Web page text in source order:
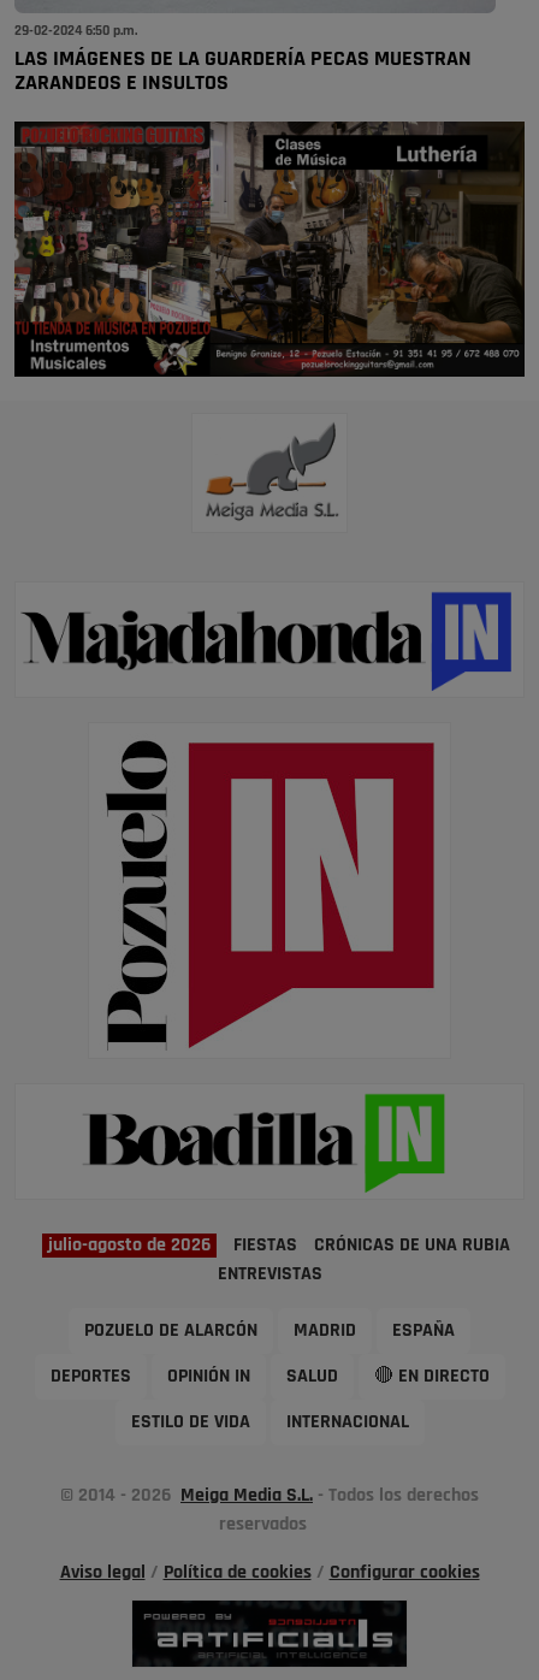
29-02-2024 6:50 p.m.
LAS IMÁGENES DE LA GUARDERÍA PECAS MUESTRAN
ZARANDEOS E INSULTOS
julio-agosto de 2026 FIESTAS
CRÓNICAS DE UNA RUBIA
ENTREVISTAS
POZUELO DE ALARCÓN MADRID ESPAÑA
DEPORTES OPINIÓN IN SALUD 🔴 EN DIRECTO
ESTILO DE VIDA INTERNACIONAL
© 2014 - 2026 Meiga Media S.L. - Todos los derechos
reservados
Aviso legal / Política de cookies/ Configurar cookies